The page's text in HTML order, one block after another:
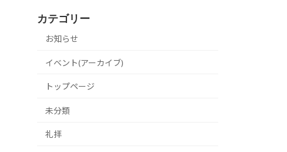
カテゴリー
お知らせ
イベント(アーカイブ)
トップページ
未分類
礼拝